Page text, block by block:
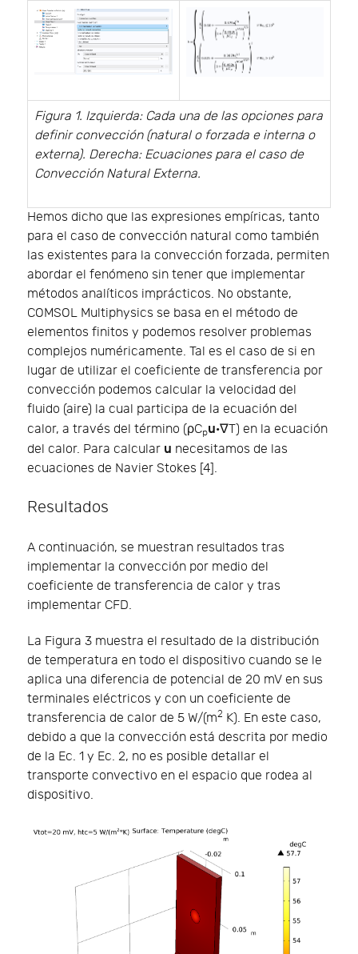
Figura 1. Izquierda: Cada una de las opciones para
definir convección (natural o forzada e interna o
externa). Derecha: Ecuaciones para el caso de
Convección Natural Externa.
Hemos dicho que las expresiones empíricas, tanto
para el caso de convección natural como también
las existentes para la convección forzada, permiten
abordar el fenómeno sin tener que implementar
métodos analíticos imprácticos. No obstante,
COMSOL Multiphysics se basa en el método de
elementos finitos y podemos resolver problemas
complejos numéricamente. Tal es el caso de si en
lugar de utilizar el coeficiente de transferencia por
convección podemos calcular la velocidad del
fluido (aire) la cual participa de la ecuación del
calor, a través del término (ρCpu·∇T) en la ecuación
del calor. Para calcular u necesitamos de las
ecuaciones de Navier Stokes [4].
Resultados
A continuación, se muestran resultados tras
implementar la convección por medio del
coeficiente de transferencia de calor y tras
implementar CFD.
La Figura 3 muestra el resultado de la distribución
de temperatura en todo el dispositivo cuando se le
aplica una diferencia de potencial de 20 mV en sus
terminales eléctricos y con un coeficiente de
transferencia de calor de 5 W/(m2 K). En este caso,
debido a que la convección está descrita por medio
de la Ec. 1 y Ec. 2, no es posible detallar el
transporte convectivo en el espacio que rodea al
dispositivo.